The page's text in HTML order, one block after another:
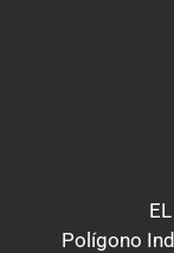
Polígono